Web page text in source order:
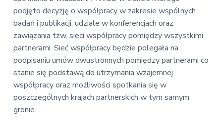
podjęto decyzję o współpracy w zakresie wspólnych
badań i publikacji, udziale w konferencjach oraz
zawiązania tzw. sieci współpracy pomiędzy wszystkimi
partnerami. Sieć współpracy będzie polegała na
podpisaniu umów dwustronnych pomiędzy partnerami co
stanie się podstawą do utrzymania wzajemnej
współpracy oraz możliwości spotkania się w
poszczególnych krajach partnerskich w tym samym
gronie.